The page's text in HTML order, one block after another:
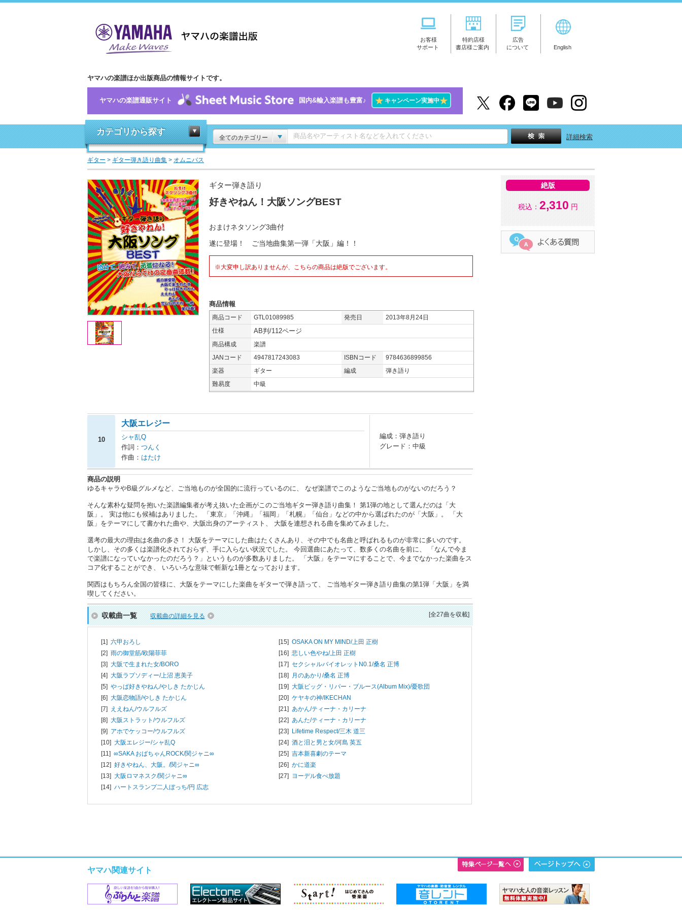
お客様
サポート
特約店様
書店様ご案内
広告
について
English
ヤマハの楽譜ほか出版商品の情報サイトです。
ヤマハの楽譜通販サイト 国内&輸入楽譜も豊富♪ ★キャンペーン実施中★
カテゴリから探す
全てのカテゴリー 詳細検索
ギター > ギター弾き語り曲集 > オムニバス
ギター弾き語り
好きやねん！大阪ソングBEST
おまけネタソング3曲付
遂に登場！ ご当地曲集第一弾「大阪」編！！
※大変申し訳ありませんが、こちらの商品は絶版でございます。
商品情報
商品コード GTL01089985 発売日
2013年8月24日
仕様
AB判/112ページ
商品構成
楽譜
JANコード
4947817243083 ISBNコード
9784636899856
楽器
ギター 編成
弾き語り
難易度
中級
10
大阪エレジー
シャ乱Q
作詞： つんく
作曲： はたけ
編成：弾き語り
グレード：中級
商品の説明
ゆるキャラやB級グルメなど、ご当地ものが全国的に流行っているのに、 なぜ楽譜でこのようなご当地ものがないのだろう？
そんな素朴な疑問を抱いた楽譜編集者が考え抜いた企画がこのご当地ギター弾き語り曲集！ 第1弾の地として選んだのは「大
阪」。 実は他にも候補はありました。 「東京」「沖縄」「福岡」「札幌」「仙台」などの中から選ばれたのが「大阪」。 「大
阪」をテーマにして書かれた曲や、大阪出身のアーティスト、 大阪を連想される曲を集めてみました。
選考の最大の理由は名曲の多さ！ 大阪をテーマにした曲はたくさんあり、その中でも名曲と呼ばれるものが非常に多いのです。
しかし、その多くは楽譜化されておらず、手に入らない状況でした。 今回選曲にあたって、数多くの名曲を前に、 「なんで今ま
で楽譜になっていなかったのだろう？」というものが多数ありました。 「大阪」をテーマにすることで、今までなかった楽曲をス
コア化することができ、 いろいろな意味で斬新な1冊となっております。
関西はもちろん全国の皆様に、大阪をテーマにした楽曲をギターで弾き語って、 ご当地ギター弾き語り曲集の第1弾「大阪」を満
喫してください。
収載曲一覧 収載曲の詳細を見る [全27曲を収載]
[1] 六甲おろし
[2] 雨の御堂筋/欧陽菲菲
[3] 大阪で生まれた女/BORO
[4] 大阪ラプソディー/上沼 恵美子
[5] やっぱ好きやねん/やしき たかじん
[6] 大阪恋物語/やしき たかじん
[7] ええねん/ウルフルズ
[8] 大阪ストラット/ウルフルズ
[9] アホでケッコー/ウルフルズ
[10] 大阪エレジー/シャ乱Q
[11] ∞SAKA おばちゃんROCK/関ジャニ∞
[12] 好きやねん、大阪。/関ジャニ∞
[13] 大阪ロマネスク/関ジャニ∞
[14] ハートスランプ二人ぼっち/円 広志
[15] OSAKA ON MY MIND/上田 正樹
[16] 悲しい色やね/上田 正樹
[17] セクシャルバイオレットN0.1/桑名 正博
[18] 月のあかり/桑名 正博
[19] 大阪ビッグ・リバー・ブルース(Album Mix)/憂歌団
[20] ケヤキの神/IKECHAN
[21] あかん/ティーナ・カリーナ
[22] あんた/ティーナ・カリーナ
[23] Lifetime Respect/三木 道三
[24] 酒と泪と男と女/河島 英五
[25] 吉本新喜劇のテーマ
[26] かに道楽
[27] ヨーデル食べ放題
絶版
税込： 2,310 円
ヤマハ関連サイト